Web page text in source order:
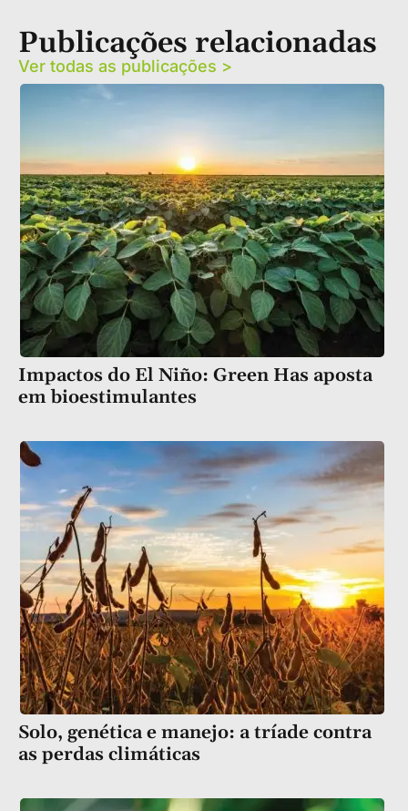
Publicações relacionadas
Ver todas as publicações >
Impactos do El Niño: Green Has aposta
em bioestimulantes
Solo, genética e manejo: a tríade contra
as perdas climáticas